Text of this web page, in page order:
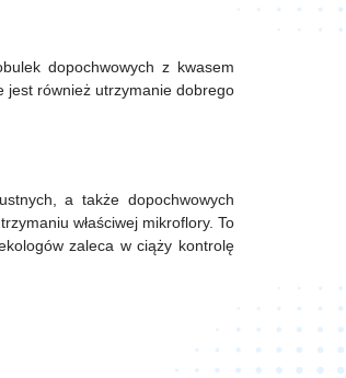
dopochwowych z kwasem
jest również utrzymanie dobrego
a także dopochwowych
właściwej mikroflory. To
zaleca w ciąży kontrolę